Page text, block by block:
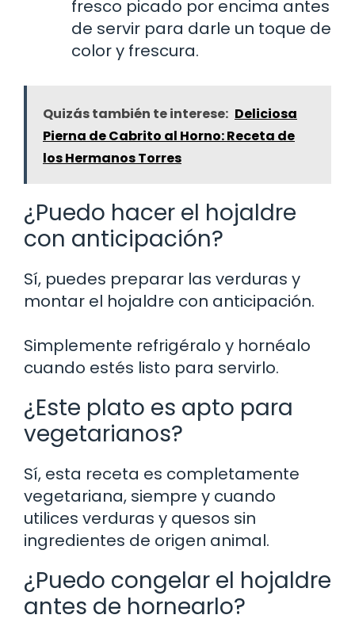
fresco picado por encima antes
de servir para darle un toque de
color y frescura.
Quizás también te interese: Deliciosa
Pierna de Cabrito al Horno: Receta de
los Hermanos Torres
¿Puedo hacer el hojaldre
con anticipación?
Sí, puedes preparar las verduras y
montar el hojaldre con anticipación.
Simplemente refrigéralo y hornéalo
cuando estés listo para servirlo.
¿Este plato es apto para
vegetarianos?
Sí, esta receta es completamente
vegetariana, siempre y cuando
utilices verduras y quesos sin
ingredientes de origen animal.
¿Puedo congelar el hojaldre
antes de hornearlo?